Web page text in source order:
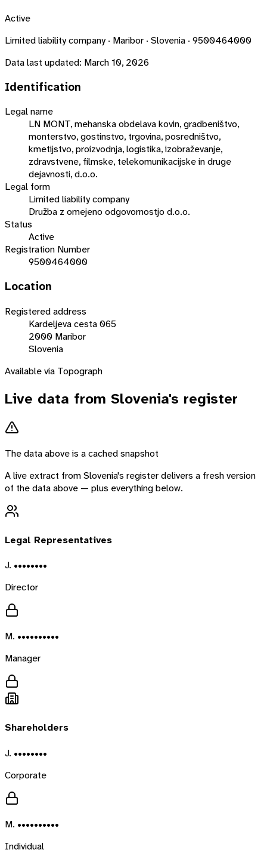
Active
Limited liability company · Maribor · Slovenia · 9500464000
Data last updated: March 10, 2026
Identification
Legal name
LN MONT, mehanska obdelava kovin, gradbeništvo,
monterstvo, gostinstvo, trgovina, posredništvo,
kmetijstvo, proizvodnja, logistika, izobraževanje,
zdravstvene, filmske, telekomunikacijske in druge
dejavnosti, d.o.o.
Legal form
Limited liability company
Družba z omejeno odgovornostjo d.o.o.
Status
Active
Registration Number
9500464000
Location
Registered address
Kardeljeva cesta 065
2000 Maribor
Slovenia
Available via Topograph
Live data from Slovenia's register
The data above is a cached snapshot
A live extract fromSlovenia's register delivers a fresh version
of the data above — plus everything below.
Legal Representatives
J. ••••••••
Director
M. ••••••••••
Manager
Shareholders
J. ••••••••
Corporate
M. ••••••••••
Individual